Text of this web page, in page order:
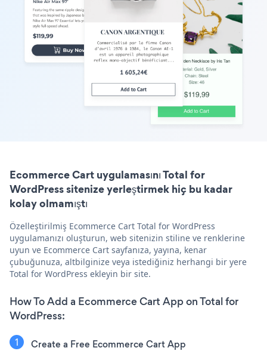
Ecommerce Cart uygulamasını Total for
WordPress sitenize yerleştirmek hiç bu kadar
kolay olmamıştı
Özelleştirilmiş Ecommerce Cart Total for WordPress
uygulamanızı oluşturun, web sitenizin stiline ve renklerine
uyun ve Ecommerce Cart sayfanıza, yayına, kenar
çubuğunuza, altbilginize veya istediğiniz herhangi bir yere
Total for WordPress ekleyin bir site.
How To Add a Ecommerce Cart App on Total for
WordPress:
Create a Free Ecommerce Cart App